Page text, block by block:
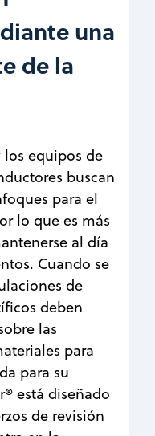
una
de la
equipos de
buscan
para el
lo que es más
al día
Cuando se
de
deben
las
para
para su
está diseñado
de revisión